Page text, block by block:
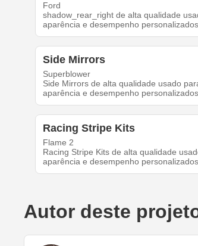
Ford
shadow_rear_right de alta qualidade
aparência e desempenho
Side Mirrors
Superblower
Side Mirrors de alta qualidade usado
aparência e desempenho
Racing Stripe Kits
Flame 2
Racing Stripe Kits de alta qualidade
aparência e desempenho
Autor deste